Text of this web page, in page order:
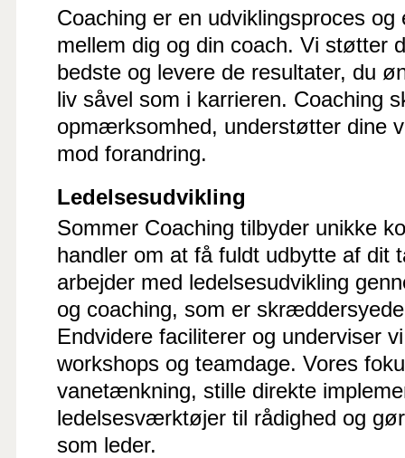
Coaching er en udviklingsproces og
mellem dig og din coach. Vi støtter
bedste og levere de resultater, du
liv såvel som i karrieren. Coaching
opmærksomhed, understøtter dine
mod forandring.
Ledelsesudvikling
Sommer Coaching tilbyder unikke
handler om at få fuldt udbytte af dit
arbejder med ledelsesudvikling
og coaching, som er
Endvidere faciliterer og underviser
workshops og teamdage. Vores
vanetænkning, stille direkte
ledelsesværktøjer til rådighed og
som leder.